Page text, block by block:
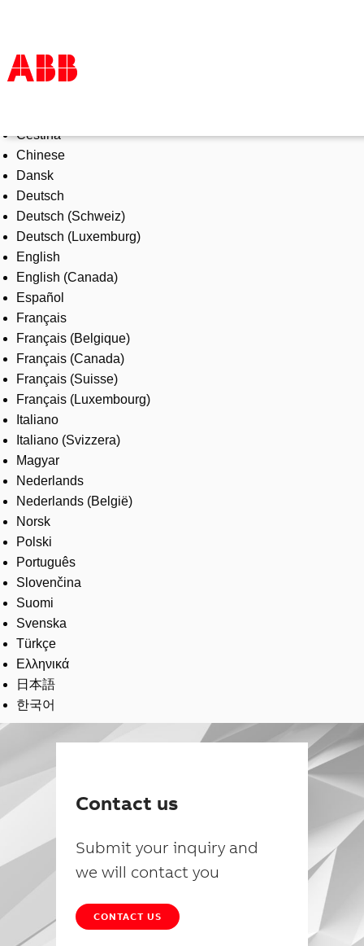
Products & Solutions
Industries
Services
About us
Where to buy
Contact us
Careers
Čeština
Chinese
Dansk
Deutsch
Deutsch (Schweiz)
Deutsch (Luxemburg)
English
English (Canada)
Español
Français
Français (Belgique)
Français (Canada)
Français (Suisse)
Français (Luxembourg)
Italiano
Italiano (Svizzera)
Magyar
Nederlands
Nederlands (België)
Norsk
Polski
Português
Slovenčina
Suomi
Svenska
Türkçe
Ελληνικά
日本語
한국어
Contact us
Submit your inquiry and
we will contact you
CONTACT US